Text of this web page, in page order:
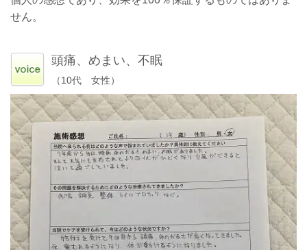
せん。
頭痛、めまい、不眠
（10代 女性）